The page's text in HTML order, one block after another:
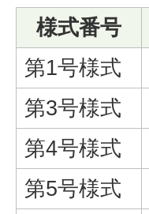
様式番号
第1号様式
第3号様式
第4号様式
第5号様式